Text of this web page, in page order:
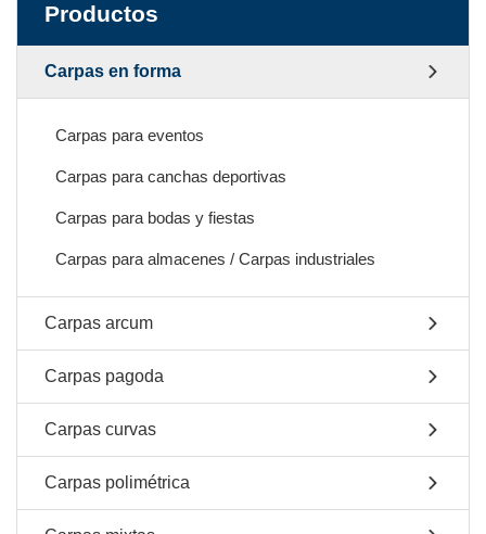
Productos
Carpas en forma
Carpas para eventos
Carpas para canchas deportivas
Carpas para bodas y fiestas
Carpas para almacenes / Carpas industriales
Carpas arcum
Carpas pagoda
Carpas curvas
Carpas polimétrica